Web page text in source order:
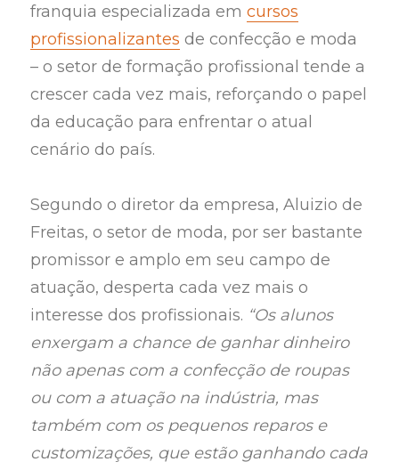
franquia especializada emcursos
profissionalizantes de confecção e moda
– o setor de formação profissional tende a
crescer cada vez mais, reforçando o papel
da educação para enfrentar o atual
cenário do país.
Segundo o diretor da empresa, Aluizio de
Freitas, o setor de moda, por ser bastante
promissor e amplo em seu campo de
atuação, desperta cada vez mais o
interesse dos profissionais. “Os alunos
enxergam a chance de ganhar dinheiro
não apenas com a confecção de roupas
ou com a atuação na indústria, mas
também com os pequenos reparos e
customizações, que estão ganhando cada